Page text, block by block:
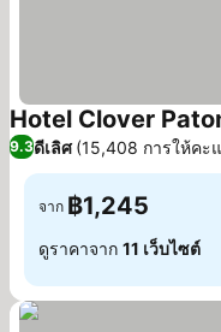
Hotel Clover
9.3ดีเลิศ (15,408 การให้คะ
จาก ฿1,245
ดูราคาจาก 11 เว็บไซต์